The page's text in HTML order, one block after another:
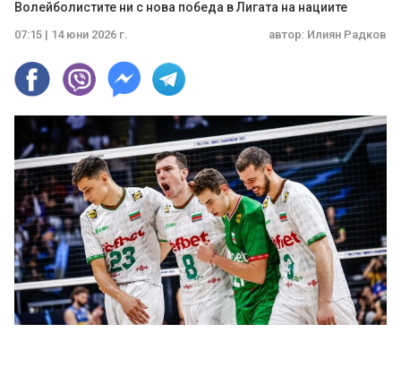
Волейболистите ни с нова победа в Лигата на нациите
07:15 | 14 юни 2026 г. автор: Илиян Радков